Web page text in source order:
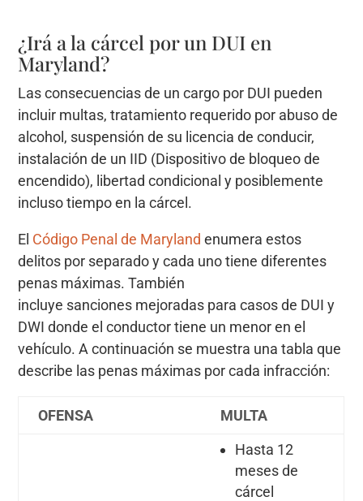
¿Irá a la cárcel por un DUI en
Maryland?
Las consecuencias de un cargo por DUI pueden
incluir multas, tratamiento requerido por abuso de
alcohol, suspensión de su licencia de conducir,
instalación de un IID (Dispositivo de bloqueo de
encendido), libertad condicional y posiblemente
incluso tiempo en la cárcel.
El Código Penal de Maryland enumera estos
delitos por separado y cada uno tiene diferentes
penas máximas. También
incluye sanciones mejoradas para casos de DUI y
DWI donde el conductor tiene un menor en el
vehículo. A continuación se muestra una tabla que
describe las penas máximas por cada infracción:
OFENSA MULTA
Hasta 12
meses de
cárcel